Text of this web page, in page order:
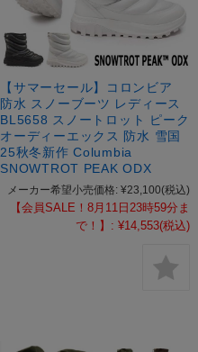
【サマーセール】コロンビア
防水 スノーブーツ レディース
BL5658 スノートロット ピーク
オーディーエックス 防水 雪国
25秋冬新作 Columbia
SNOWTROT PEAK ODX
メーカー希望小売価格: ¥23,100(税込)
【会員SALE！8月11日23時59分ま
で！】: ¥14,553(税込)